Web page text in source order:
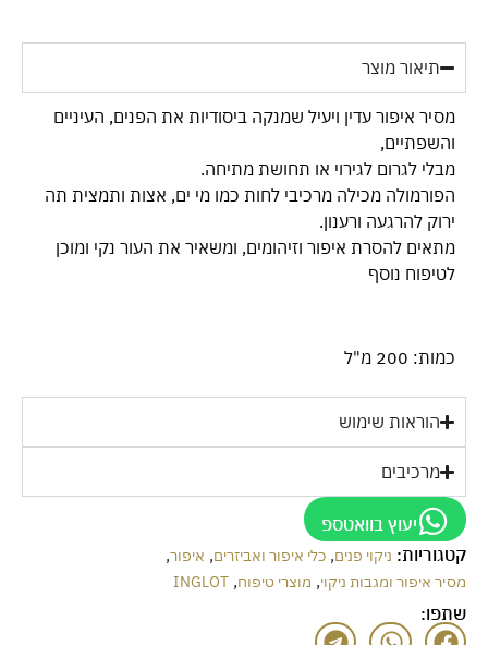
תיאור מוצר
מסיר איפור עדין ויעיל שמנקה ביסודיות את הפנים, העיניים
והשפתיים,
מבלי לגרום לגירוי או תחושת מתיחה.
הפורמולה מכילה מרכיבי לחות כמו מי ים, אצות ותמצית תה
ירוק להרגעה ורענון.
מתאים להסרת איפור וזיהומים, ומשאיר את העור נקי ומוכן
לטיפוח נוסף
כמות: 200 מ"ל
הוראות שימוש
מרכיבים
יעוץ בוואטספ
קטגוריות: ניקוי פנים, כלי איפור ואביזרים, איפור,
מסיר איפור ומגבות ניקוי, מוצרי טיפוח,
INGLOT
שתפו: